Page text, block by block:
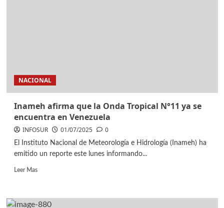
NACIONAL
Inameh afirma que la Onda Tropical N°11 ya se
encuentra en Venezuela
INFOSUR 01/07/2025 0
El Instituto Nacional de Meteorología e Hidrología (Inameh) ha
emitido un reporte este lunes informando...
Leer Mas